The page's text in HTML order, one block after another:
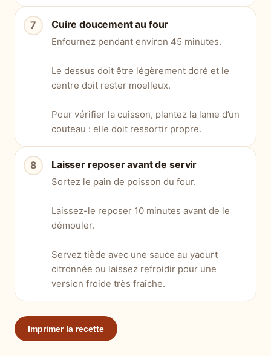
Cuire doucement au four
Enfournez pendant environ 45 minutes.
Le dessus doit être légèrement doré et le
centre doit rester moelleux.
Pour vérifier la cuisson, plantez la lame d’un
couteau : elle doit ressortir propre.
Laisser reposer avant de servir
Sortez le pain de poisson du four.
Laissez-le reposer 10 minutes avant de le
démouler.
Servez tiède avec une sauce au yaourt
citronnée ou laissez refroidir pour une
version froide très fraîche.
Imprimer la recette